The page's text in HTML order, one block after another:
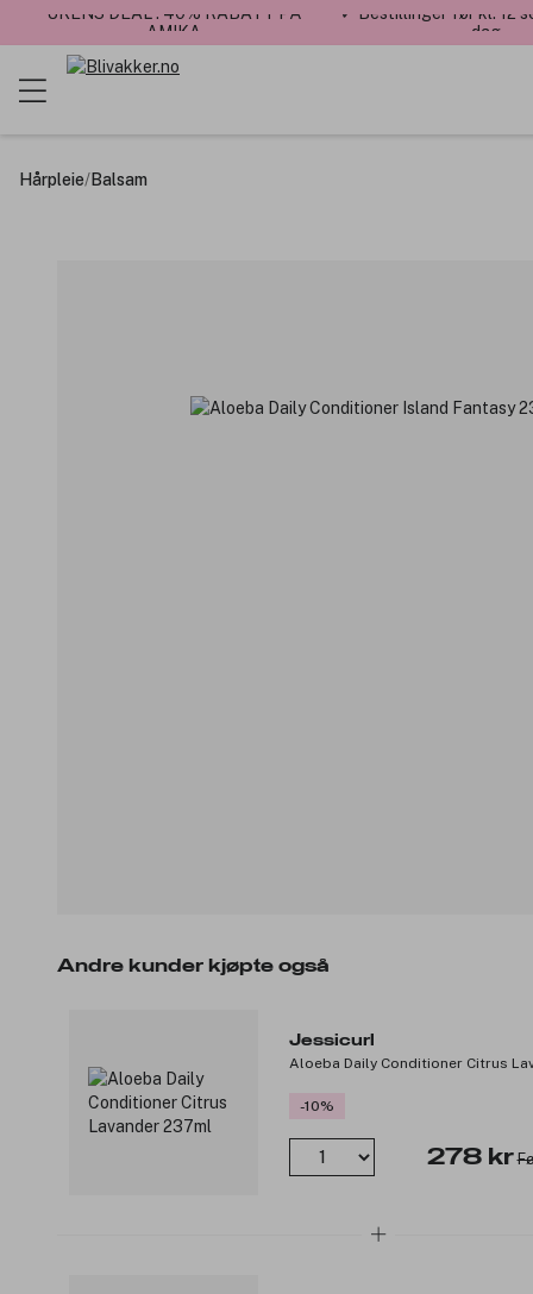
UKENS DEAL : 40% RABATT PÅ
AMIKA
✓ Bestillinger før kl. 12
dag
Hårpleie/Balsam
Andre kunder kjøpte også
Jessicurl
Aloeba Daily Conditioner Citrus
-10%
278 kr